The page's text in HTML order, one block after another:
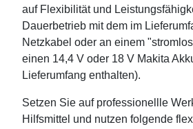
auf Flexibilität und
Dauerbetrieb mit dem im
Netzkabel oder an einem
einen 14,4 V oder 18 V Makita
Lieferumfang enthalten).
Setzen Sie auf professionellle
Hilfsmittel und nutzen folgende